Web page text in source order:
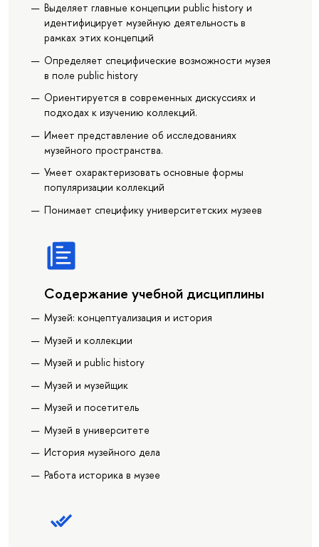
Выделяет главные концепции public history и
идентифицирует музейную деятельность в
рамках этих концепций
Определяет специфические возможности музея
в поле public history
Ориентируется в современных дискуссиях и
подходах к изучению коллекций.
Имеет представление об исследованиях
музейного пространства.
Умеет охарактеризовать основные формы
популяризации коллекций
Понимает специфику университетских музеев
Содержание учебной дисциплины
Музей: концептуализация и история
Музей и коллекции
Музей и public history
Музей и музейщик
Музей и посетитель
Музей в университете
История музейного дела
Работа историка в музее